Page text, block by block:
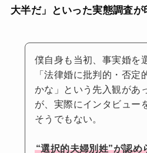
大半だ」といった実態調査が
僕自身も当初、事実婚を
「法律婚に批判的・否定
かな」という先入観があ
が、実際にインタビュー
そうでもない。
“選択的夫婦別姓”が認め